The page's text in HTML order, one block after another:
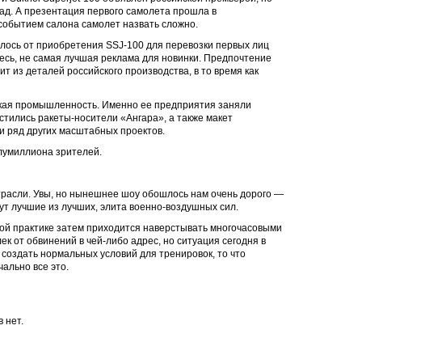
А презентация первого самолета прошла в
салона самолет назвать сложно.
от приобретения SSJ-100 для перевозки первых лиц
не самая лучшая реклама для новинки. Предпочтение
деталей российского производства, в то время как
промышленность. Именно ее предприятия заняли
ракеты-носители «Ангара», а также макет
ряд других масштабных проектов.
зрителей.
Увы, но нынешнее шоу обошлось нам очень дорого —
лучшие из лучших, элита военно-воздушных сил.
затем приходится наверстывать многочасовыми
от обвинений в чей-либо адрес, но ситуация сегодня в
нормальных условий для тренировок, то что
все это.
нет.